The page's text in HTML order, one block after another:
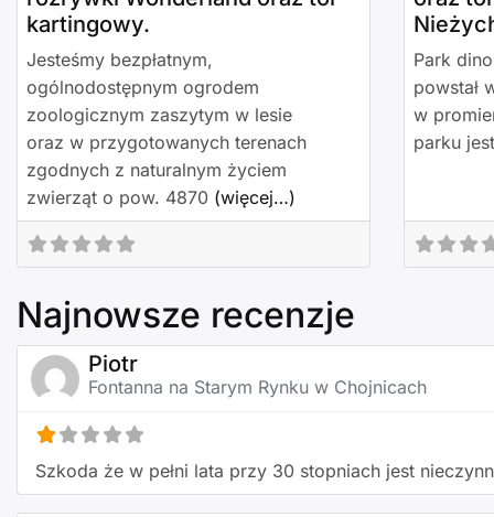
kartingowy.
Jesteśmy bezpłatnym,
ogólnodostępnym ogrodem
zoologicznym zaszytym w lesie
oraz w przygotowanych terenach
zgodnych z naturalnym życiem
zwierząt o pow. 4870 (więcej…)
Park
powstał
w
parku
Najnowsze recenzje
Piotr
Fontanna na Starym Rynku w Chojnicach
Szkoda że w pełni lata przy 30 stopniach jest